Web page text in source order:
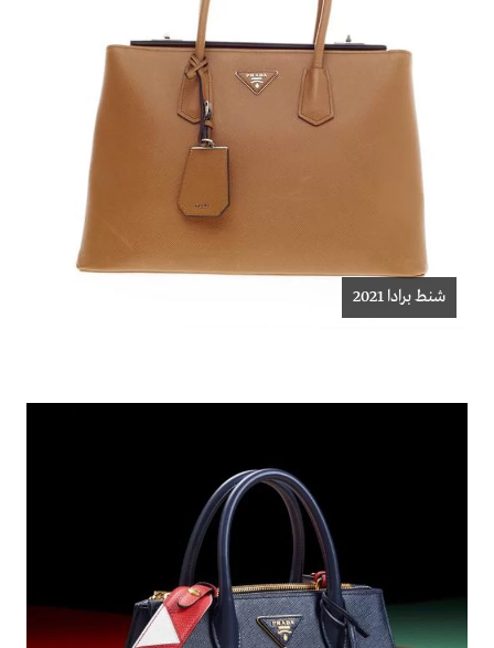
شنط برادا 2021